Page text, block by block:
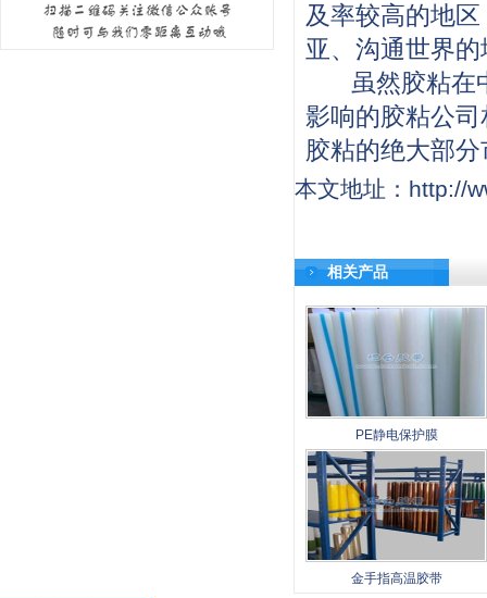
及率较高的地
亚、沟通世界
虽然胶粘在中
影响的胶粘公
胶粘的绝大部
本文地址：http://
相关产品
PE静电保护膜
金手指高温胶带